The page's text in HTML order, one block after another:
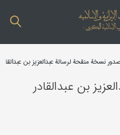
نسخة منقحة لرسالة عبدالعزیز بن
بن عبدالقادر